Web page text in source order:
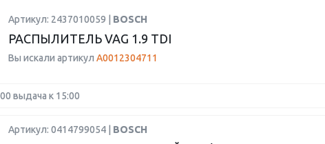
Артикул: 2437010059 | BOSCH
РАСПЫЛИТЕЛЬ VAG 1.9 TDI
Вы искали артикул A0012304711
выдача к 15:00
Артикул: 0414799054 | BOSCH